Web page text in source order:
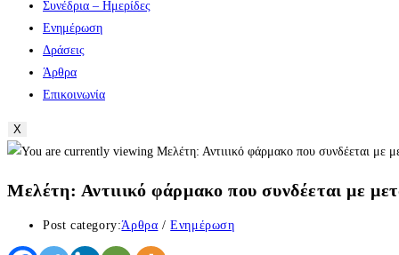
Συνέδρια – Ημερίδες
Ενημέρωση
Δράσεις
Άρθρα
Επικοινωνία
X
Μελέτη: Αντιιικό φάρμακο που συνδέεται με
Post category:Άρθρα / Ενημέρωση